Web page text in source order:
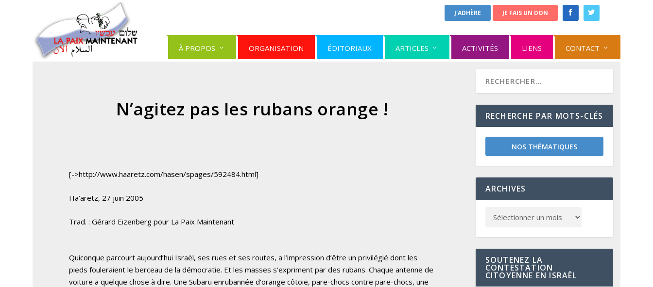
J'ADHÈRE JE FAIS UN DON
À PROPOS ORGANISATION ÉDITORIAUX ARTICLES ACTIVITÉS LIENS CONTACT
N’agitez pas les rubans orange !
[->http://www.haaretz.com/hasen/spages/592484.html]
Ha’aretz, 27 juin 2005
Trad. : Gérard Eizenberg pour La Paix Maintenant
Quiconque parcourt aujourd’hui Israël, ses rues et ses routes, a l’impression d’être un privilégié dont les
pieds fouleraient le berceau de la démocratie. Et les masses s’expriment par des rubans. Chaque antenne de
voiture a quelque chose à dire. Une Subaru enrubannée d’orange côtoie, pare-chocs contre pare-chocs, une
RECHERCHE PAR MOTS-CLÉS
NOS THÉMATIQUES
ARCHIVES
SOUTENEZ LA
CONTESTATION
CITOYENNE EN ISRAËL